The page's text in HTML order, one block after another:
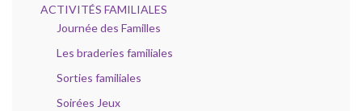
ACTIVITÉS FAMILIALES
Journée des Familles
Les braderies familiales
Sorties familiales
Soirées Jeux